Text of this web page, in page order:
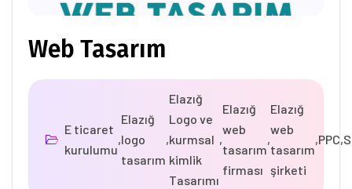
Web Tasarım
E ticaret
kurulumu
,
Elazığ
logo
tasarım
,
Elazığ
Logo ve
kurmsal
kimlik
Tasarımı
,
Elazığ
web
tasarım
firması
,
Elazığ
web
tasarım
şirketi
,PPC,